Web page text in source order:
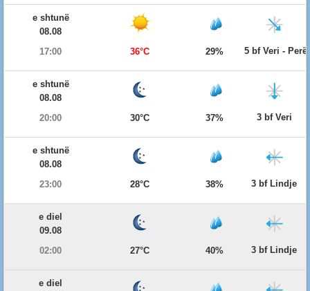
e shtunë
08.08
17:00
36°C 29% 5 bf Veri -
e shtunë
08.08
20:00
30°C 37% 3 bf Veri
e shtunë
08.08
23:00
28°C 38% 3 bf Lindje
e diel
09.08
02:00
27°C 40% 3 bf Lindje
e diel